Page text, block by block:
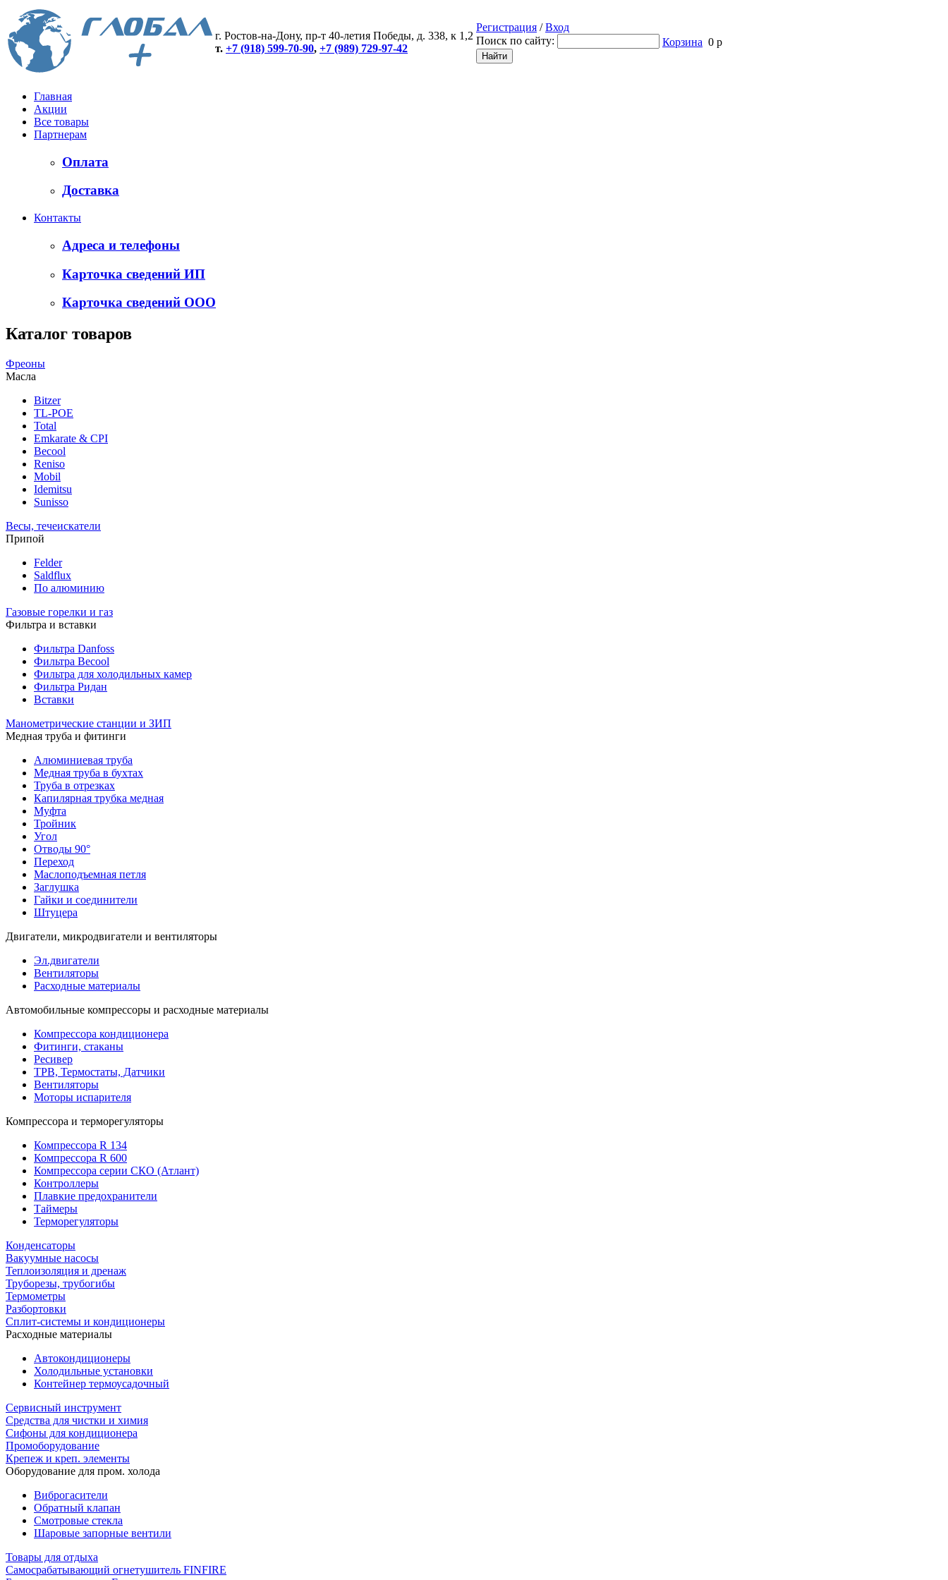
г. Ростов-на-Дону, пр-т 40-летия Победы, д. 338, к 1,2
т. +7 (918) 599-70-90, +7 (989) 729-97-42
Регистрация /Вход
Поиск по сайту:
Корзина 0 р
Главная
Акции
Все товары
Партнерам
Оплата
Доставка
Контакты
Адреса и телефоны
Карточка сведений ИП
Карточка сведений ООО
Каталог товаров
Фреоны
Масла
Bitzer
TL-POE
Total
Emkarate & CPI
Becool
Reniso
Mobil
Idemitsu
Sunisso
Весы, течеискатели
Припой
Felder
Saldflux
По алюминию
Газовые горелки и газ
Фильтра и вставки
Фильтра Danfoss
Фильтра Becool
Фильтра для холодильных камер
Фильтра Ридан
Вставки
Манометрические станции и ЗИП
Медная труба и фитинги
Алюминиевая труба
Медная труба в бухтах
Труба в отрезках
Капилярная трубка медная
Муфта
Тройник
Угол
Отводы 90°
Переход
Маслоподъемная петля
Заглушка
Гайки и соединители
Штуцера
Двигатели, микродвигатели и вентиляторы
Эл.двигатели
Вентиляторы
Расходные материалы
Автомобильные компрессоры и расходные материалы
Компрессора кондиционера
Фитинги, стаканы
Ресивер
ТРВ, Термостаты, Датчики
Вентиляторы
Моторы испарителя
Компрессора и терморегуляторы
Компрессора R 134
Компрессора R 600
Компрессора серии СКО (Атлант)
Контроллеры
Плавкие предохранители
Таймеры
Терморегуляторы
Конденсаторы
Вакуумные насосы
Теплоизоляция и дренаж
Труборезы, трубогибы
Термометры
Разбортовки
Сплит-системы и кондиционеры
Расходные материалы
Автокондиционеры
Холодильные установки
Контейнер термоусадочный
Сервисный инструмент
Средства для чистки и химия
Сифоны для кондиционера
Промоборудование
Крепеж и креп. элементы
Оборудование для пром. холода
Виброгасители
Обратный клапан
Смотровые стекла
Шаровые запорные вентили
Товары для отдыха
Самосрабатывающий огнетушитель FINFIRE